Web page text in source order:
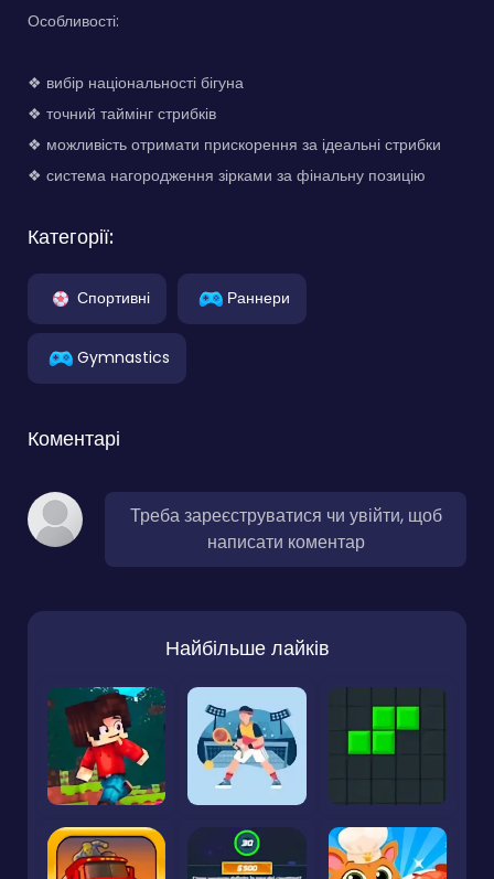
Особливості:
❖ вибір національності бігуна
❖ точний таймінг стрибків
❖ можливість отримати прискорення за ідеальні стрибки
❖ система нагородження зірками за фінальну позицію
Категорії:
Спортивні Раннери
Gymnastics
Коментарі
Треба зареєструватися чи увійти, щоб
написати коментар
Найбільше лайків